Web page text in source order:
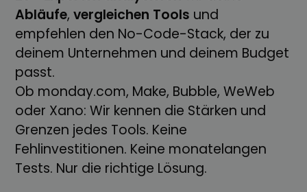
Abläufe,vergleichen Tools und
empfehlen den No-Code-Stack, der zu
deinem Unternehmen und deinem Budget
passt.
Ob monday.com, Make, Bubble, WeWeb
oder Xano: Wir kennen die Stärken und
Grenzen jedes Tools. Keine
Fehlinvestitionen. Keine monatelangen
Tests. Nur die richtige Lösung.